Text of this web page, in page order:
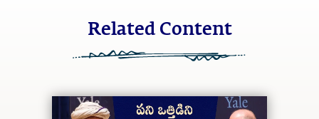
Related Content